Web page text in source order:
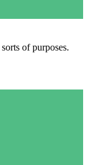
of purposes.